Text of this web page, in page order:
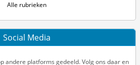
Alle rubrieken
Social Media
andere platforms gedeeld. Volg ons daar en